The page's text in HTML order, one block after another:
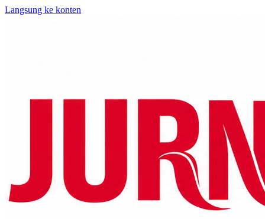
Langsung ke konten